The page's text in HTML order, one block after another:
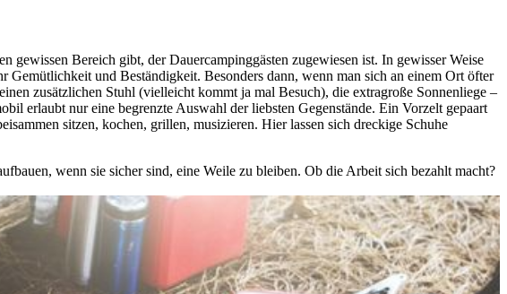
gewissen Bereich gibt, der Dauercampinggästen zugewiesen ist. In gewisser Weise
und Beständigkeit. Besonders dann, wenn man sich an einem Ort öfter
zusätzlichen Stuhl (vielleicht kommt ja mal Besuch), die extragroße Sonnenliege –
erlaubt nur eine begrenzte Auswahl der liebsten Gegenstände. Ein Vorzelt gepaart
sitzen, kochen, grillen, musizieren. Hier lassen sich dreckige Schuhe
wenn sie sicher sind, eine Weile zu bleiben. Ob die Arbeit sich bezahlt macht?